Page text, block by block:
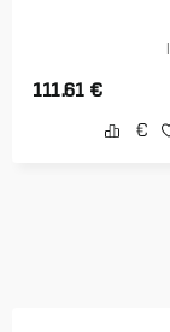
111.61 €